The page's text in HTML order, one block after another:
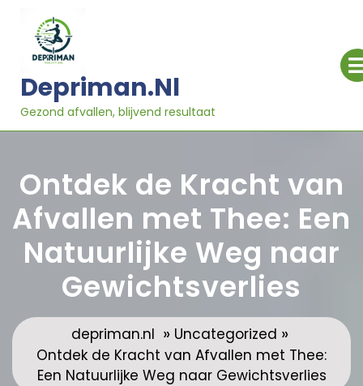
inhoud
Depriman.nl
Gezond afvallen, blijvend resultaat
Ontdek de Kracht van
Afvallen met Thee: Een
Natuurlijke Weg naar
Gewichtsverlies
depriman.nl » Uncategorized »
Ontdek de Kracht van Afvallen met Thee:
Een Natuurlijke Weg naar Gewichtsverlies